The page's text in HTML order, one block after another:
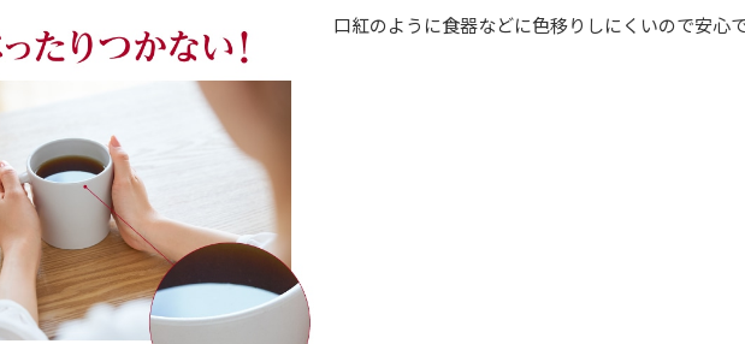
口紅のように食器などに色移りしにくいので安心